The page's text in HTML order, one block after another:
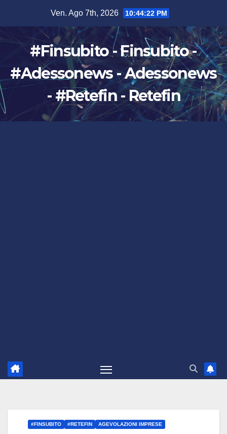
contenuto
Ven. Ago 7th, 2026 10:44:23 PM
#Finsubito - Finsubito -
#Adessonews - Adessonews
- #Retefin - Retefin
#FINSUBITO #RETEFIN AGEVOLAZIONI IMPRESE